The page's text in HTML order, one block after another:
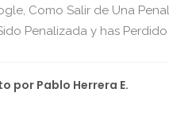
Como Salir de Una
Penalizada y has
por Pablo Herrera E.